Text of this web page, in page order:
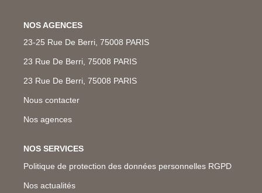
À LOUER
NOS AGENCES
23-25 Rue De Berri, 75008 PARIS
23 Rue De Berri, 75008 PARIS
23 Rue De Berri, 75008 PARIS
Nous contacter
Nos agences
NOS SERVICES
Politique de protection des données personnelles RGPD
Nos actualités